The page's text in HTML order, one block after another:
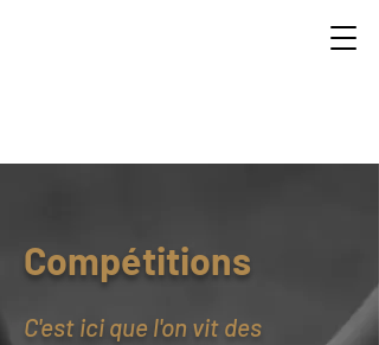
Compétitions
C'est ici que l'on vit des